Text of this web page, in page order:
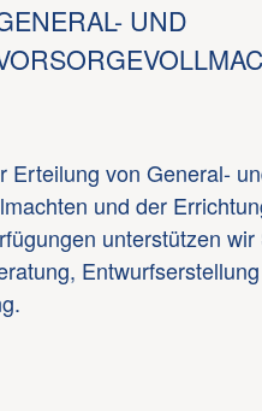
UND
Erteilung von General-
und der
unterstützen wir